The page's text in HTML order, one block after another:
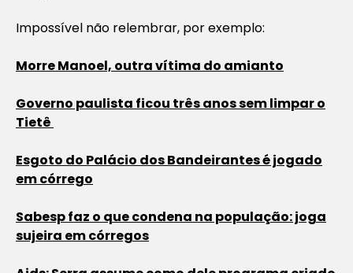
Impossível não relembrar, por exemplo:
Morre Manoel, outra vítima do amianto
Governo paulista ficou três anos sem limpar o
Tietê
Esgoto do Palácio dos Bandeirantes é jogado
em córrego
Sabesp faz o que condena na população: joga
sujeira em córregos